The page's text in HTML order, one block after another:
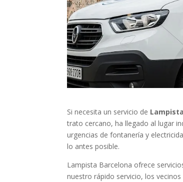
Si necesita un servicio de
trato cercano, ha llegado al lugar
urgencias de fontanería y
lo antes posible.
Lampista Barcelona ofrece
nuestro rápido servicio, los